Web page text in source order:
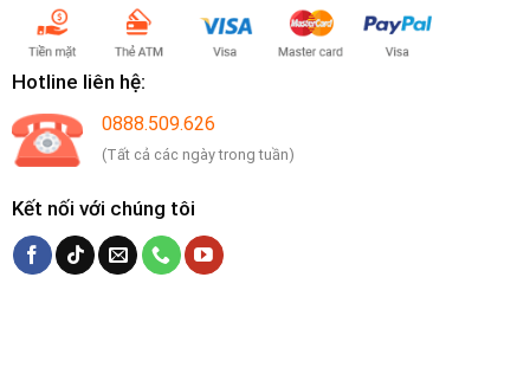
Hotline liên hệ:
0888.509.626
(Tất cả các ngày trong tuần)
Kết nối với chúng tôi